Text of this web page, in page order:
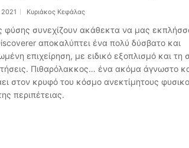
2021 Κυριάκος Κεφάλας
φύσης συνεχίζουν ακάθεκτα να μας
αποκαλύπτει ένα πολύ δύσβατο και
επιχείρηση, με ειδικό εξοπλισμό και τη
Πιθαρόλακκος… ένα ακόμα άγνωστο
στον κρυφό του κόσμο ανεκτίμητους
περιπέτειας.